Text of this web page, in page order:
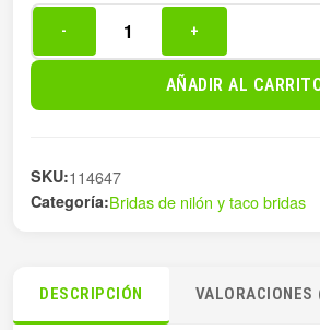
7,6X350MM
cantidad
- +
AÑADIR AL
SKU:114647
Categoría:Bridas de nilón y taco bridas
DESCRIPCIÓN VALORACIONES